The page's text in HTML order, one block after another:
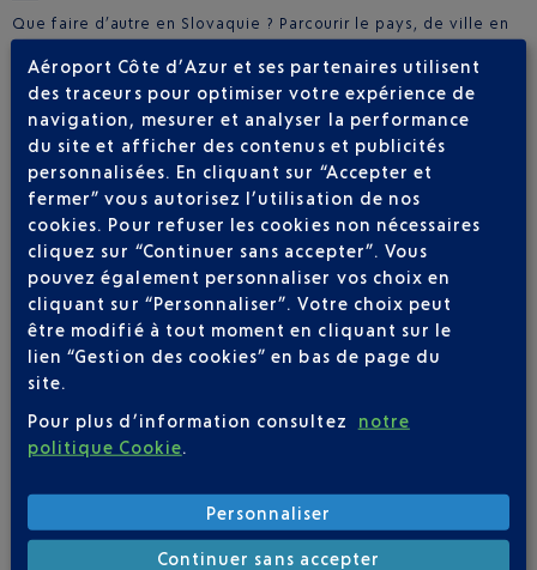
Que faire d’autre en Slovaquie ? Parcourir le pays, de ville en
route ou le rail et reliez les deux plus grandes cités slovaques :
Bratislava, la capitale, et Košice, la mémoire flamboyante du
pays avec ses monuments gothiques, ses façades charmantes
et colorées, typiques de l’époque romantique, et ses œuvres
de street art. Arrêtez-vous en chemin pour visiter Trnava,
surnommée la petite Rome de Slovaquie à cause de ses
nombreuses églises, ou bien Banská Bystrica, un joyau au
charme bourgeois. Et surtout, entre deux escales, prenez un
grand bain de nature dans les monts des Tatras, la chaîne
montagneuse locale. La Slovaquie est un pays vert, riche de
grandes forêts primaires et de neuf parcs nationaux qui
couvrent près d’un quart de la superficie nationale. L’un de ces
écrins porte d’ailleurs un nom évocateur : le Parc national du
Paradis slovaque. Tout un programme !
POUR PLONGER AU CŒUR DE L’EUROPE AU
DÉPART DE NICE
Aéroport Côte d’Azur et ses partenaires utilisent
des traceurs pour optimiser votre expérience de
navigation, mesurer et analyser la performance
du site et afficher des contenus et publicités
personnalisées. En cliquant sur “Accepter et
fermer” vous autorisez l’utilisation de nos
cookies. Pour refuser les cookies non nécessaires
cliquez sur “Continuer sans accepter”. Vous
pouvez également personnaliser vos choix en
cliquant sur “Personnaliser”. Votre choix peut
être modifié à tout moment en cliquant sur le
lien “Gestion des cookies” en bas de page du
site.
Pour plus d’information consultez
notre
politique Cookie.
Personnaliser
Continuer sans accepter